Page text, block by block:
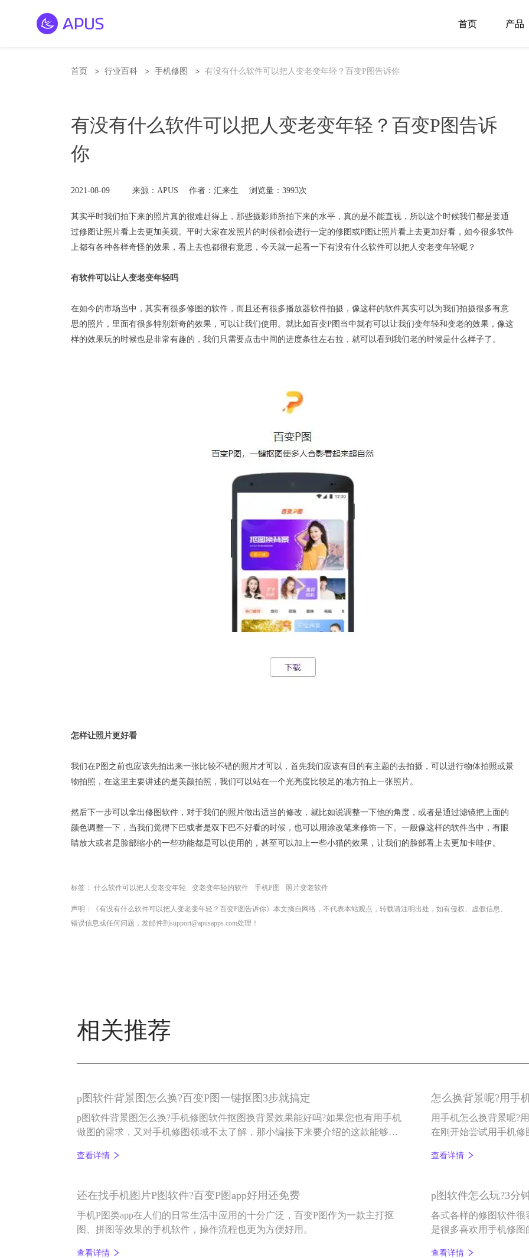
首页 产品
首页 > 行业百科 > 手机修图 > 有没有什么软件可以把人变老变年轻？百变P图告诉你
有没有什么软件可以把人变老变年轻？百变P图告诉
你
2021-08-09 来源：APUS 作者：汇来生 浏览量：3993次
其实平时我们拍下来的照片真的很难赶得上，那些摄影师所拍下来的水平，真的是不能直视，所以这个时候我们都是要通
过修图让照片看上去更加美观。平时大家在发照片的时候都会进行一定的修图或P图 让照片看上去更加好看，如今很多软件
上都有各种各样奇怪的效果，看上去也都很有意思，今天就一起看一下有没有什么软件可以把人变老变年轻呢？
有软件可以让人变老变年轻吗
在如今的市场当中，其实有很多修图的软件，而且还有很多播放器软件拍摄，像这样的软件其实可以为我们拍摄很多有意
思的照片，里面有很多特别新奇的效果，可以让我们使用。就比如百变P图 当中就有可以让我们变年轻和变老的效果，像这
样的效果玩的时候也是非常有趣的，我们只需要点击中间的进度条往左右拉，就可以看到我们老的时候是什么样子了。
怎样让照片更好看
我们在P图之前也应该先拍出来一张比较不错的照片才可以，首先我们应该有目的有主题的去拍摄，可以进行物体拍照或景
物拍照，在这里主要讲述的是美颜拍照，我们可以站在一个光亮度比较足的地方拍上一张照片。
然后下一步可以拿出修图软件 ，对于我们的照片做出适当的修改，就比如说调整一下他的角度，或者是通过滤镜把上面的
颜色调整一下，当我们觉得下巴或者是双下巴不好看的时候，也可以用涂改笔来修饰一下。一般像这样的软件当中，有眼
睛放大或者是脸部缩小的一些功能都是可以使用的，甚至可以加上一些小猫的效果，让我们的脸部看上去更加卡哇伊。
标签： 什么软件可以把人变老变年轻 变老变年轻的软件 手机P图 照片变老软件
声明：《有没有什么软件可以把人变老变年轻？百变P图告诉你》本文摘自网络，不代表本站观点，转载请注明出处，如有侵权、虚假信息、
错误信息或任何问题，发邮件到support@apusapps.com处理！
相关推荐
p图软件背景图怎么换?百变P图一键抠图3步就搞定
p图软件背景图怎么换?手机修图软件抠图换背景效果能好吗?如果您也有用手机
做图的需求，又对手机修图领域不太了解，那小编接下来要介绍的这款能够一
查看详情
怎么换背景呢?用手
用手机怎么换背景呢?
在刚开始尝试用手机
查看详情
还在找手机图片P图软件?百变P图app好用还免费
手机P图类app在人们的日常生活中应用的十分广泛，百变P图作为一款主打抠
图、拼图等效果的手机软件，操作流程也更为方便好用。
查看详情
p图软件怎么玩?3分
各式各样的修图软件很
是很多喜欢用手机修
查看详情